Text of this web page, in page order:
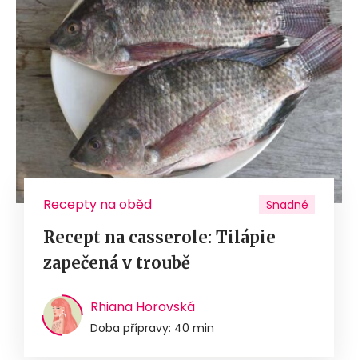
Recepty na oběd Snadné
Recept na casserole: Tilápie
zapečená v troubě
Rhiana Horovská
Doba přípravy: 40 min